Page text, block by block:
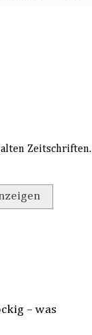
Zeitschriften.
– was